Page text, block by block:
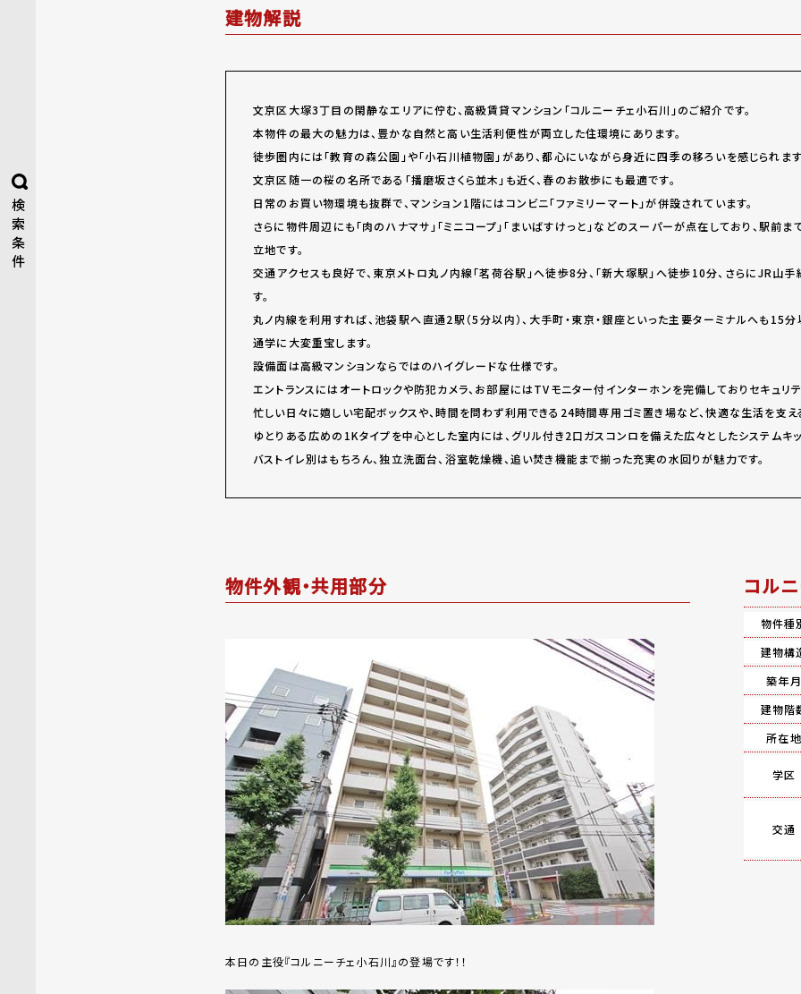
検
索
条
件
建物解説
文京区大塚3丁目の閑静なエリアに佇む、高級賃貸マンション「コルニーチェ小石川」のご紹介です。
本物件の最大の魅力は、豊かな自然と高い生活利便性が両立した住環境にあります。
徒歩圏内には「教育の森公園」や「小石川植物園」があり、都心にいながら身近に四季の移ろいを感じられます
文京区随一の桜の名所である「播磨坂さくら並木」も近く、春のお散歩にも最適です。
日常のお買い物環境も抜群で、マンション1階にはコンビニ「ファミリーマート」が併設されています。
さらに物件周辺にも「肉のハナマサ」「ミニコープ」「まいばすけっと」などのスーパーが点在しており、駅
立地です。
交通アクセスも良好で、東京メトロ丸ノ内線「茗荷谷駅」へ徒歩8分、「新大塚駅」へ徒歩10分、さらにJR山
す。
丸ノ内線を利用すれば、池袋駅へ直通2駅（5分以内）、大手町・東京・銀座といった主要ターミナルへも15
通学に大変重宝します。
設備面は高級マンションならではのハイグレードな仕様です。
エントランスにはオートロックや防犯カメラ、お部屋にはTVモニター付インターホンを完備しておりセキュリ
忙しい日々に嬉しい宅配ボックスや、時間を問わず利用できる24時間専用ゴミ置き場など、快適な生活を支え
ゆとりある広めの1Kタイプを中心とした室内には、グリル付き2口ガスコンロを備えた広々としたシステムキ
バストイレ別はもちろん、独立洗面台、浴室乾燥機、追い焚き機能まで揃った充実の水回りが魅力です。
物件外観・共用部分
本日の主役『コルニーチェ小石川』の登場です！！
コル
物件種
建物構
築年月
建物階
所在地
学区
交通